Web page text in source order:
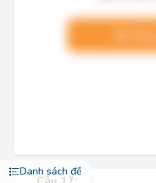
Danh sách đề